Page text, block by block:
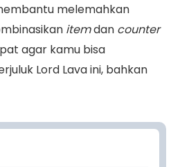
melemahkan
itemdan counter
agar kamu bisa
Lord Lava ini, bahkan